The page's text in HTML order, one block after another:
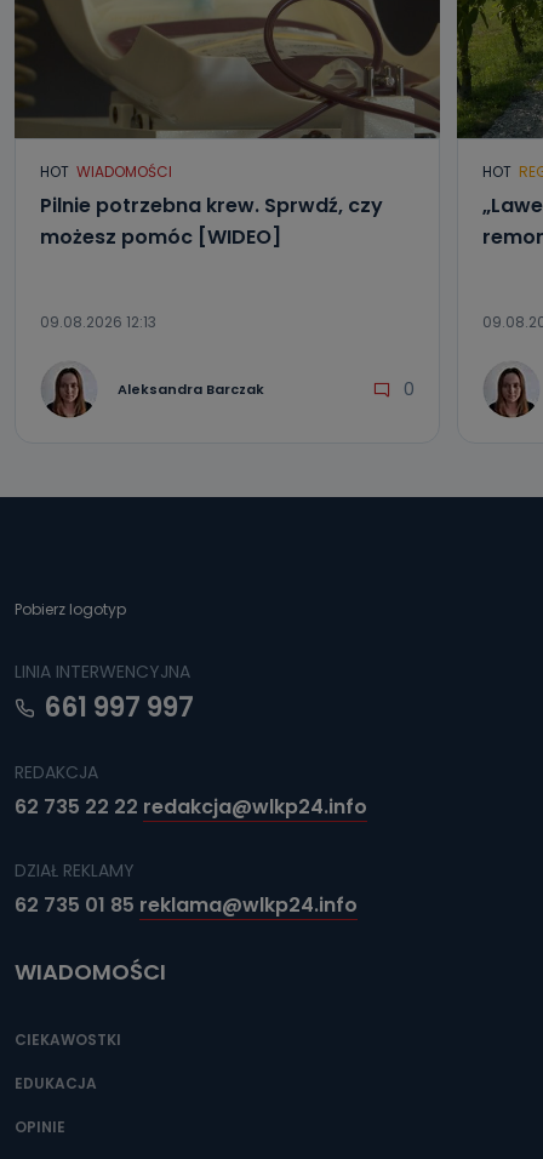
HOT WIADOMOŚCI
Pilnie potrzebna krew. Sprwdź, czy
możesz pomóc [WIDEO]
09.08.2026 12:13
Aleksandra Barczak 0
HOT
Pobierz logotyp
LINIA INTERWENCYJNA
661 997 997
REDAKCJA
62 735 22 22 redakcja@wlkp24.info
DZIAŁ REKLAMY
62 735 01 85 reklama@wlkp24.info
WIADOMOŚCI
CIEKAWOSTKI
EDUKACJA
OPINIE